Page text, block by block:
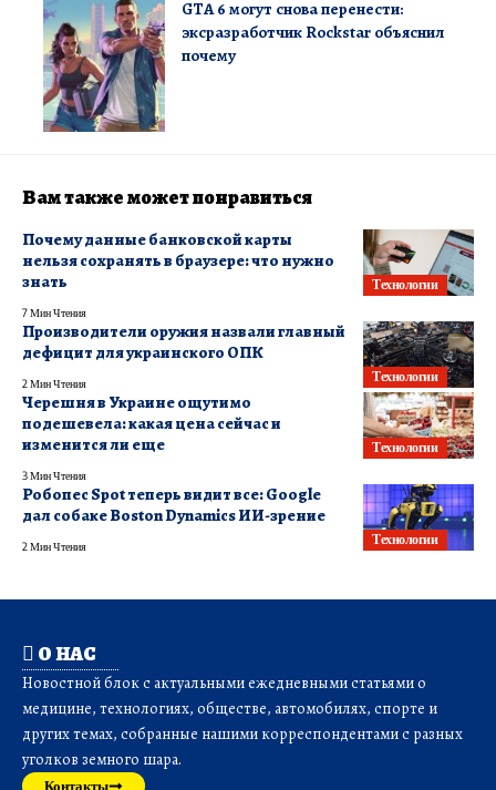
GTA 6 могут снова перенести:
эксразработчик Rockstar объяснил
почему
Вам также может понравиться
Технологии
Почему данные банковской карты
нельзя сохранять в браузере: что нужно
знать
7 Мин Чтения
Технологии
Производители оружия назвали главный
дефицит для украинского ОПК
2 Мин Чтения
Технологии
Черешня в Украине ощутимо
подешевела: какая цена сейчас и
изменится ли еще
3 Мин Чтения
Технологии
Робопес Spot теперь видит все: Google
дал собаке Boston Dynamics ИИ-зрение
2 Мин Чтения
О НАС
Новостной блок с актуальными ежедневными статьями о
медицине, технологиях, обществе, автомобилях, спорте и
других темах, собранные нашими корреспондентами с разных
уголков земного шара.
Контакты